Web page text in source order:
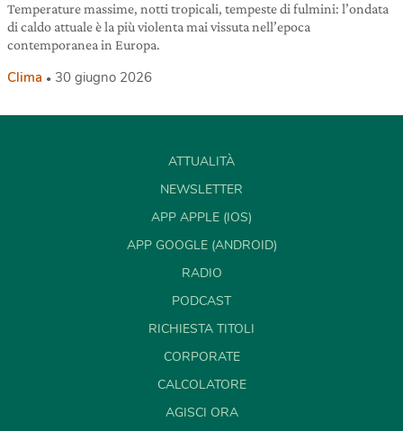
Temperature massime, notti tropicali, tempeste di fulmini: l’ondata
di caldo attuale è la più violenta mai vissuta nell’epoca
contemporanea in Europa.
Clima 30 giugno 2026
ATTUALITÀ
NEWSLETTER
APP APPLE (IOS)
APP GOOGLE (ANDROID)
RADIO
PODCAST
RICHIESTA TITOLI
CORPORATE
CALCOLATORE
AGISCI ORA